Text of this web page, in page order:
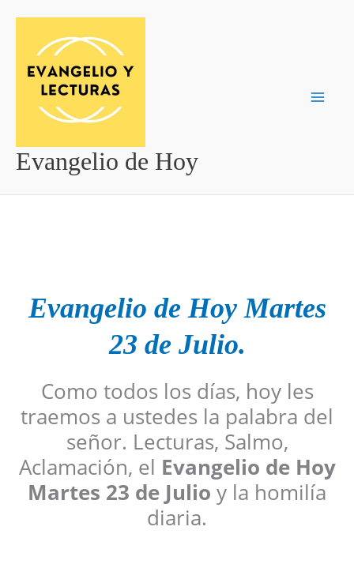
contenido
Evangelio de Hoy
Evangelio de Hoy Martes
23 de Julio.
Como todos los días, hoy les
traemos a ustedes la palabra del
señor. Lecturas, Salmo,
Aclamación, el Evangelio de Hoy
Martes 23 de Julio y la homilía
diaria.